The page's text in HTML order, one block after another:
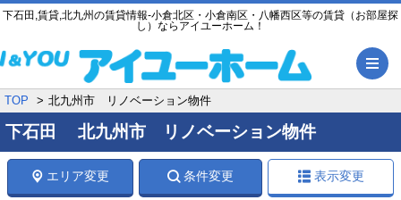
下石田,賃貸,北九州の賃貸情報-小倉北区・小倉南区・八幡西区等の賃貸（お部屋探
し）ならアイユーホーム！
TOP 北九州市 リノベーション物件
下石田 北九州市 リノベーション物件
エリア変更 条件変更 表示変更